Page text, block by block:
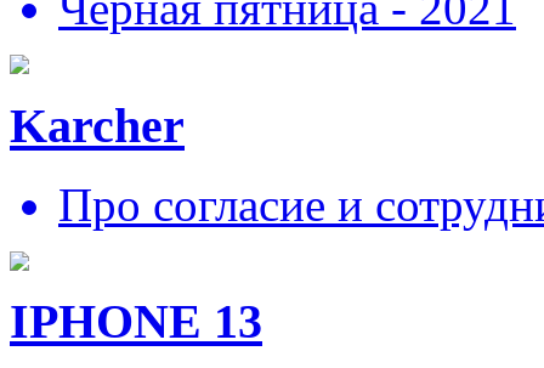
Karcher
Про согласие и
IPHONE 13